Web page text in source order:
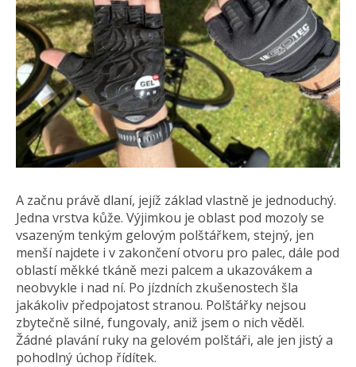
A začnu právě dlaní, jejíž základ vlastně je jednoduchý.
Jedna vrstva kůže. Výjimkou je oblast pod mozoly se
vsazeným tenkým gelovým polštářkem, stejný, jen
menší najdete i v zakončení otvoru pro palec, dále pod
oblastí měkké tkáně mezi palcem a ukazovákem a
neobvykle i nad ní. Po jízdních zkušenostech šla
jakákoliv předpojatost stranou. Polštářky nejsou
zbytečně silné, fungovaly, aniž jsem o nich věděl.
Žádné plavání ruky na gelovém polštáři, ale jen jistý a
pohodlný úchop řídítek.